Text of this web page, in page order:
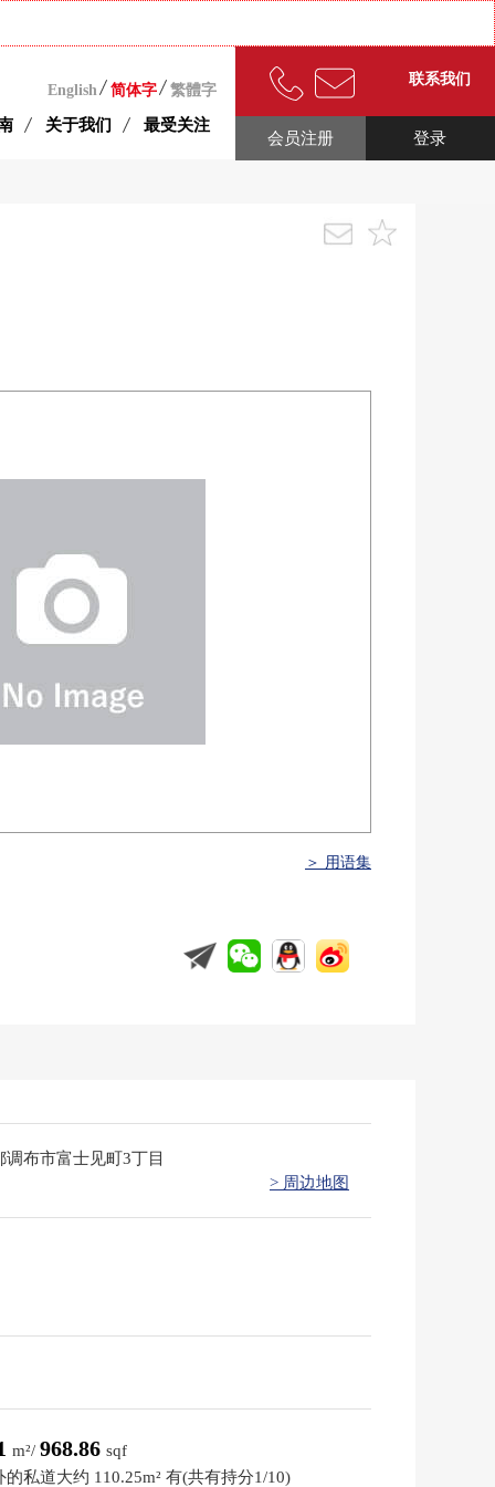
English 简体字 繁體字
关于我们 最受关注
联系我们
登录
会员注册
＞ 用语集
调布市富士见町3丁目
> 周边地图
m²/ 968.86 sqf
私道大约 110.25m² 有(共有持分1/10)